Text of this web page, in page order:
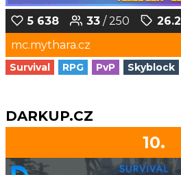
5 638 33 / 250
26.2
mc.mythara.cz
Survival RPG PvP Skyblock
DARKUP.CZ
10.